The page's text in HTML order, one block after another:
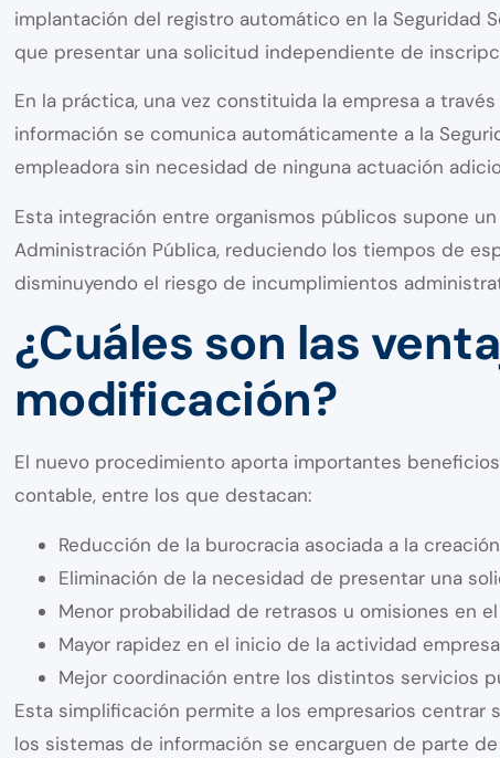
implantación del registro automático en la Seguridad
que presentar una solicitud independiente de
En la práctica, una vez constituida la empresa a
información se comunica automáticamente a la
empleadora sin necesidad de ninguna actuación
Esta integración entre organismos públicos supone
Administración Pública, reduciendo los tiempos de
disminuyendo el riesgo de incumplimientos
¿Cuáles son las
modificación?
El nuevo procedimiento aporta importantes
contable, entre los que destacan:
Reducción de la burocracia asociada a la
Eliminación de la necesidad de presentar una
Menor probabilidad de retrasos u omisiones en
Mayor rapidez en el inicio de la actividad
Mejor coordinación entre los distintos servicios
Esta simplificación permite a los empresarios centrar
los sistemas de información se encarguen de parte